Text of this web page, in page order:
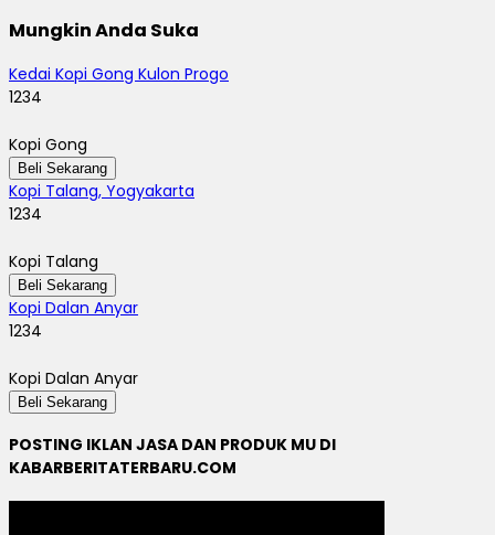
Mungkin Anda Suka
Kedai Kopi Gong Kulon Progo
1234
Kopi Gong
Beli Sekarang
Kopi Talang, Yogyakarta
1234
Kopi Talang
Beli Sekarang
Kopi Dalan Anyar
1234
Kopi Dalan Anyar
Beli Sekarang
POSTING IKLAN JASA DAN PRODUK MU DI
KABARBERITATERBARU.COM